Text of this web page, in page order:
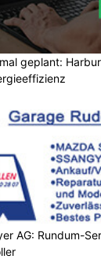
geplant:
AG: Rundum-